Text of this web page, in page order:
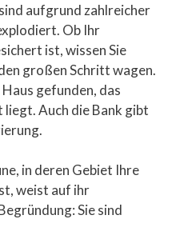
aufgrund zahlreicher
Ob Ihr
ist, wissen Sie
großen Schritt wagen.
Haus gefunden, das
Auch die Bank gibt
in deren Gebiet Ihre
weist auf ihr
Sie sind